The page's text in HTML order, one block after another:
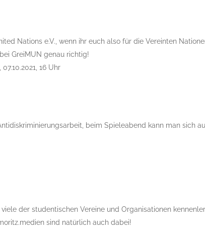
Nations e.V., wenn ihr euch also für die Vereinten
GreiMUN genau richtig!
16 Uhr
beim Spieleabend kann man sich
der studentischen Vereine und Organisationen
sind natürlich auch dabei!